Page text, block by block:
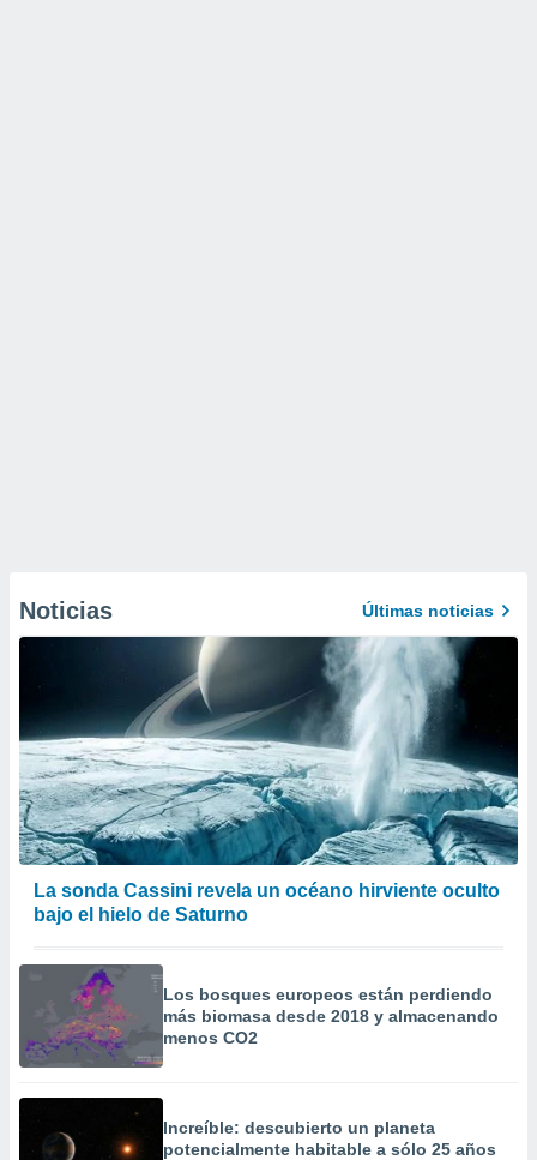
Noticias Últimas noticias
La sonda Cassini revela un océano hirviente oculto
bajo el hielo de Saturno
Los bosques europeos están perdiendo
más biomasa desde 2018 y almacenando
menos CO2
Increíble: descubierto un planeta
potencialmente habitable a sólo 25 años